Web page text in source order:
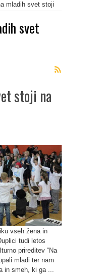
mladih svet stoji
svet
stoji na
vseh žena in
tudi letos
prireditev “Na
mladi ter nam
in smeh, ki ga ...